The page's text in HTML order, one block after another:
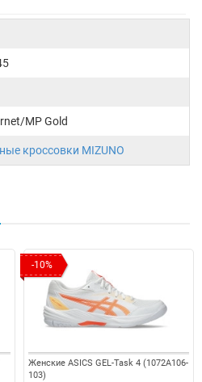
MP Gold
кроссовки MIZUNO
-10%
Женские ASICS GEL-Task 4 (1072A106-
103)